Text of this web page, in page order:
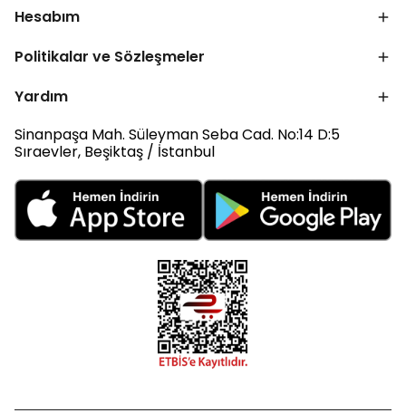
Hesabım
Politikalar ve Sözleşmeler
Yardım
Sinanpaşa Mah. Süleyman Seba Cad. No:14 D:5
Sıraevler, Beşiktaş / İstanbul